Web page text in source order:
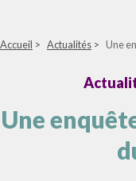
Accueil > Actualités > Une
Une